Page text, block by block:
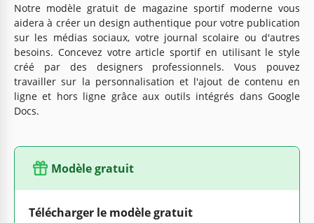
Notre modèle gratuit de magazine sportif moderne vous
aidera à créer un design authentique pour votre publication
sur les médias sociaux, votre journal scolaire ou d'autres
besoins. Concevez votre article sportif en utilisant le style
créé par des designers professionnels. Vous pouvez
travailler sur la personnalisation et l'ajout de contenu en
ligne et hors ligne grâce aux outils intégrés dans Google
Docs.
Modèle gratuit
Télécharger le modèle gratuit